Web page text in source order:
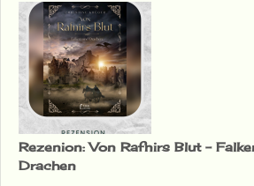
Rezenion: Von Rafnirs Blut –
Drachen